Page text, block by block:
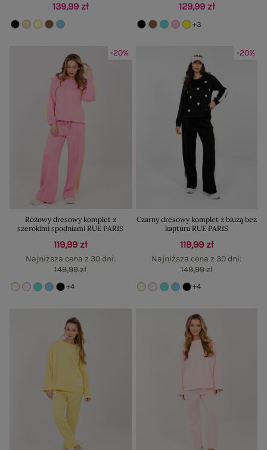
139,99 zł 129,99 zł
+3
-20%
Różowy dresowy komplet z
szerokimi spodniami RUE PARIS
119,99 zł
Najniższa cena z 30 dni:
149,99 zł
+4
-20%
Czarny dresowy komplet z bluzą bez
kaptura RUE PARIS
119,99 zł
Najniższa cena z 30 dni:
149,99 zł
+4